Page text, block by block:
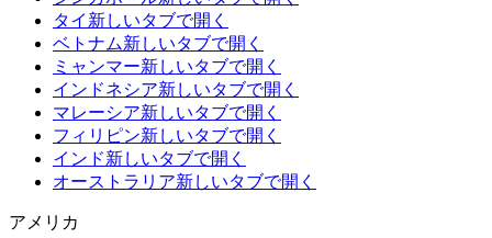
タイ 新しいタブで開く
ベトナム新しいタブで開く
ミャンマー新しいタブで開く
インドネシア新しいタブで開く
マレーシア新しいタブで開く
フィリピン新しいタブで開く
インド新しいタブで開く
オーストラリア新しいタブで開く
アメリカ